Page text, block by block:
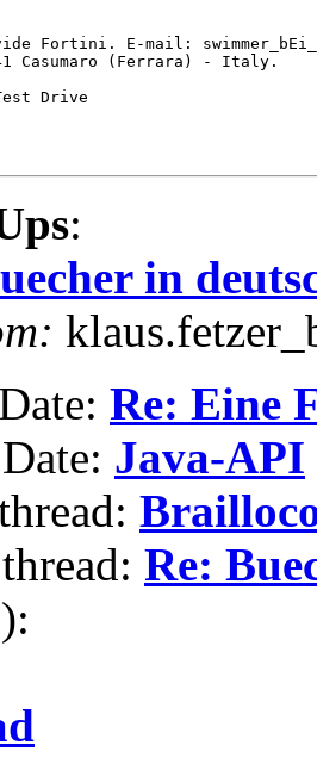
Fortini. E-mail:
Casumaro (Ferrara) - Italy.
Drive
:
in
Re: Eine
Java-API
Re: